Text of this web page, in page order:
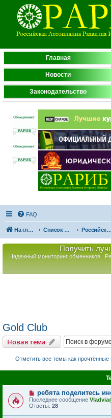
Главная
Новости
Законодательство
FAQ
На главную Список форумов Российская Ассоциация Развития Игорного Бизнеса
Получить
Надежный мониторинг обменников
Gold Club
Новая тема
Отметить все темы как прочтённые
ребята поделитесь
Последнее сообщение
Ответы: 28